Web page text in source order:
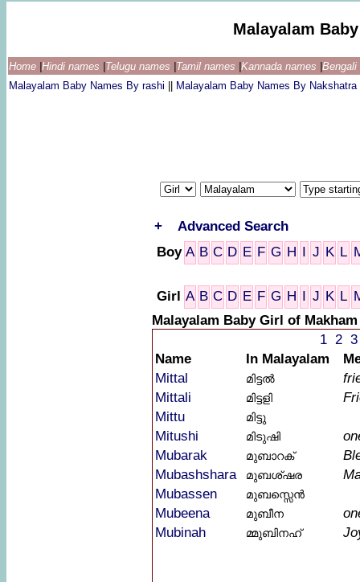
Malayalam
Home Hindi names Telugu names Tamil names Kannada names
Malayalam Baby Names By rashi
Malayalam Baby Names By Nakshatra
+
Advanced Search
Boy A B C D E F G H I J K L
Girl A B C D E F G H I J K L
Malayalam Baby Girl of
1 2 3
Name
In Malayalam
Mittal
മിട്ടൽ
Mittali
മിട്ടളി
Mittu
മിട്ടു
Mitushi മിടുഷി
Mubarak
മുബാറക്
Mubashshara
മുബശ്ഷര
Mubassen
മുബസ്സെൻ
Mubeena മുബീന
Mubinah
മ്മുബിനഹ്